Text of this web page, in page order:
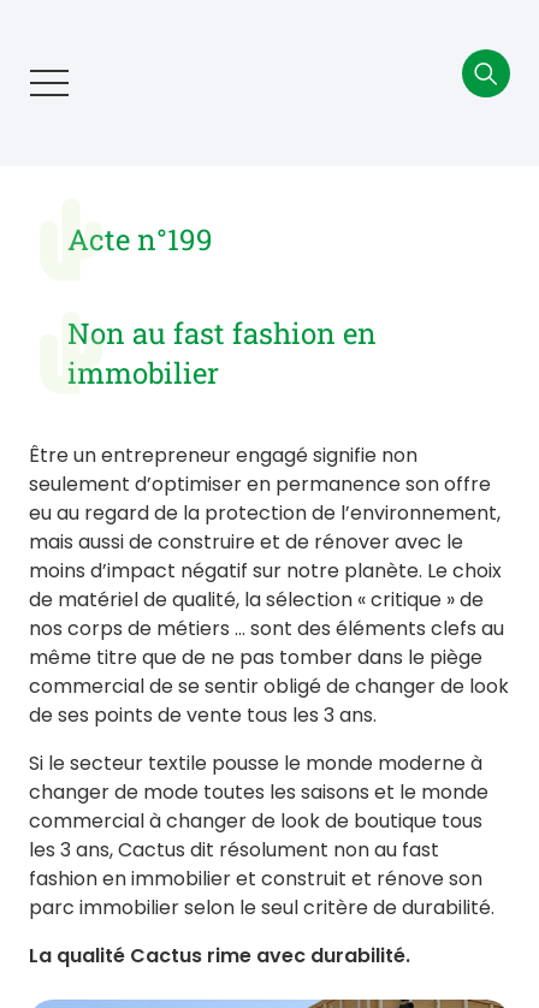
principalActe n°199
Non au fast fashion en
immobilier
Être un entrepreneur engagé signifie non
seulement d’optimiser en permanence son offre
eu au regard de la protection de l’environnement,
mais aussi de construire et de rénover avec le
moins d’impact négatif sur notre planète. Le choix
de matériel de qualité, la sélection « critique » de
nos corps de métiers … sont des éléments clefs au
même titre que de ne pas tomber dans le piège
commercial de se sentir obligé de changer de look
de ses points de vente tous les 3 ans.
Si le secteur textile pousse le monde moderne à
changer de mode toutes les saisons et le monde
commercial à changer de look de boutique tous
les 3 ans, Cactus dit résolument non au fast
fashion en immobilier et construit et rénove son
parc immobilier selon le seul critère de durabilité.
La qualité Cactus rime avec durabilité.